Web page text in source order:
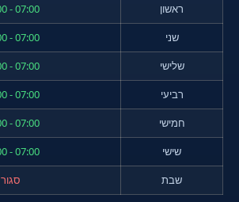
ראשון
07:00 - 20:00
שני
07:00 - 20:00
שלישי
07:00 - 20:00
רביעי
07:00 - 20:00
חמישי
07:00 - 20:00
שישי
07:00 - 13:00
שבת
סגור